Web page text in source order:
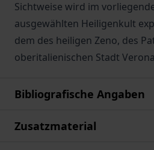
Sichtweise wird im
ausgewählten Heiligenkult
dem des heiligen Zeno, des
oberitalienischen Stadt
Bibliografische Angaben
Zusatzmaterial